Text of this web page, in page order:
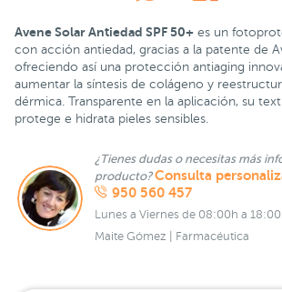
Avene Solar Antiedad SPF 50+ es un
con acción antiedad, gracias a la patente de
ofreciendo así una protección antiaging
aumentar la síntesis de colágeno y
dérmica. Transparente en la aplicación, su
protege e hidrata pieles sensibles.
¿Tienes dudas o necesitas más
producto?Consulta
950 560 457
Lunes a Viernes de 08:00h a
Maite Gómez | Farmacéutica